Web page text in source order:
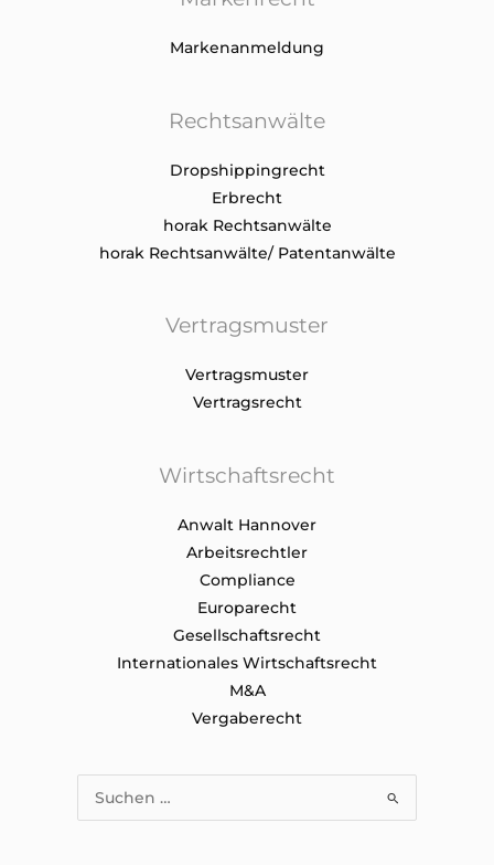
Markenanmeldung
Rechtsanwälte
Dropshippingrecht
Erbrecht
horak Rechtsanwälte
horak Rechtsanwälte/ Patentanwälte
Vertragsmuster
Vertragsmuster
Vertragsrecht
Wirtschaftsrecht
Anwalt Hannover
Arbeitsrechtler
Compliance
Europarecht
Gesellschaftsrecht
Internationales Wirtschaftsrecht
M&A
Vergaberecht